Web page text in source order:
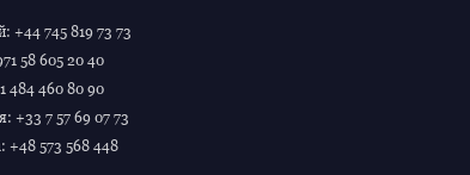
+44 745 819 73 73
58 605 20 40
484 460 80 90
+33 7 57 69 07 73
+48 573 568 448